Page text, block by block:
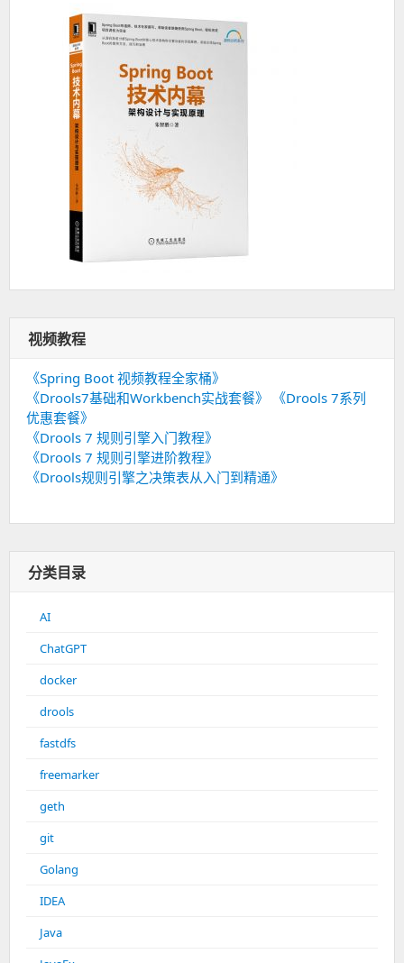
视频教程
《Spring Boot 视频教程全家桶》
《Drools7基础和Workbench实战套餐》
《Drools 7系列
优惠套餐》
《Drools 7 规则引擎入门教程》
《Drools 7 规则引擎进阶教程》
《Drools规则引擎之决策表从入门到精通》
分类目录
AI
ChatGPT
docker
drools
fastdfs
freemarker
geth
git
Golang
IDEA
Java